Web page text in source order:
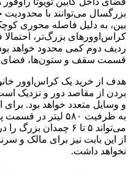
بزرگسال می‌توانند با محدودیت
بین، به دلیل فاصله محوری
کراس‌اوورهای بزرگ‌تر، احتمالا
ردیف دوم کمی محدود خواهد
قسمت سقف و ستون‌ها، فضای
هدف از خرید یک کراس‌اوور
بردن از مقاصد دور و نزدیک
و وسایل متعدد خواهد بود.
به ظرفیت ۵۸۰ لیتر
می‌تواند ۵ تا ۶ چمدان
نخواهد داشت.